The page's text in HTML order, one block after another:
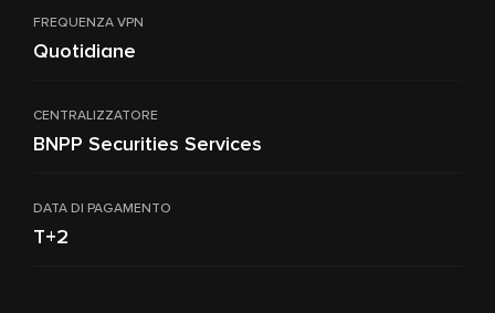
FREQUENZA VPN
Quotidiane
CENTRALIZZATORE
BNPP Securities Services
DATA DI PAGAMENTO
T+2